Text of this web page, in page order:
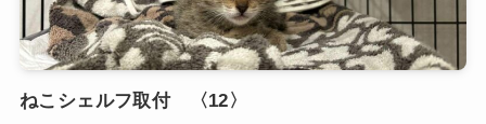
ねこシェルフ取付 〈12〉